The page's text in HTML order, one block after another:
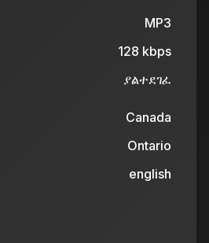
MP3
128 kbps
ያልተደገፈ
Canada
Ontario
english